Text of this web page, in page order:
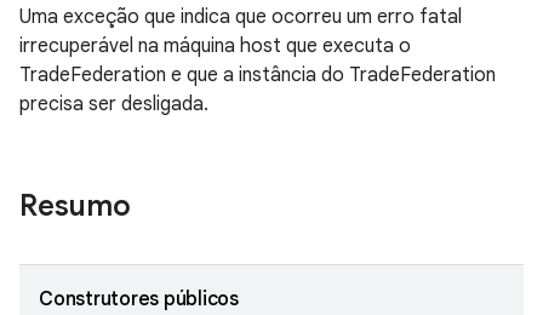
Uma exceção que indica que ocorreu um erro fatal
irrecuperável na máquina host que executa o
TradeFederation e que a instância do TradeFederation
precisa ser desligada.
Resumo
Construtores públicos